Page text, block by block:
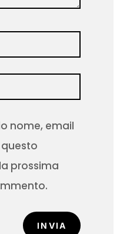
nome, email
prossima
INVIA